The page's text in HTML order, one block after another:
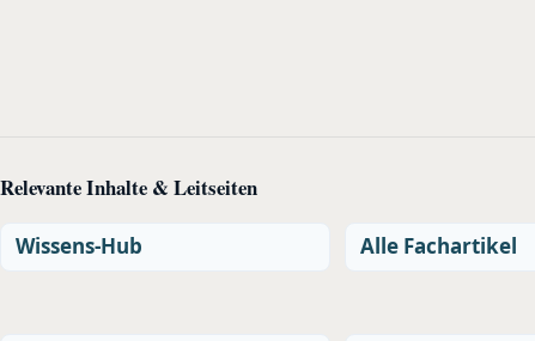
Relevante Inhalte & Leitseiten
Wissens-Hub Alle Fachartikel